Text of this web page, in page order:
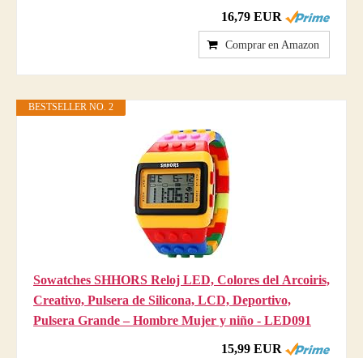
16,79 EUR
Comprar en Amazon
BESTSELLER NO. 2
Sowatches SHHORS Reloj LED, Colores del Arcoiris,
Creativo, Pulsera de Silicona, LCD, Deportivo,
Pulsera Grande – Hombre Mujer y niño - LED091
15,99 EUR